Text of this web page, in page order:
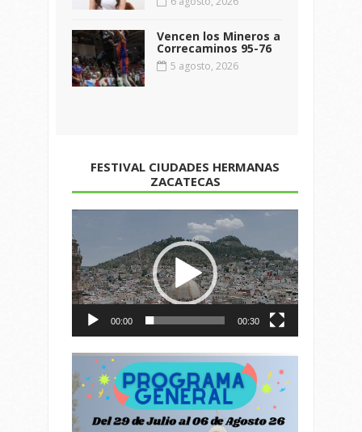
Vencen los Mineros a
Correcaminos 95-76
5 agosto, 2026
FESTIVAL CIUDADES HERMANAS
ZACATECAS
de
vídeo
00:00 00:30